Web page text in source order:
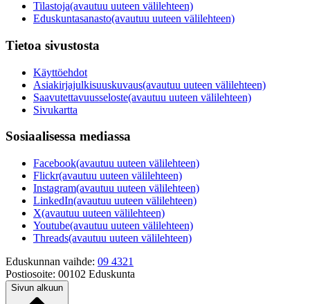
Tilastoja(avautuu uuteen välilehteen)
Eduskuntasanasto(avautuu uuteen välilehteen)
Tietoa sivustosta
Käyttöehdot
Asiakirjajulkisuuskuvaus(avautuu uuteen välilehteen)
Saavutettavuusseloste(avautuu uuteen välilehteen)
Sivukartta
Sosiaalisessa mediassa
Facebook(avautuu uuteen välilehteen)
Flickr(avautuu uuteen välilehteen)
Instagram(avautuu uuteen välilehteen)
LinkedIn(avautuu uuteen välilehteen)
X(avautuu uuteen välilehteen)
Youtube(avautuu uuteen välilehteen)
Threads(avautuu uuteen välilehteen)
Eduskunnan vaihde: 09 4321
Postiosoite: 00102 Eduskunta
Sivun alkuun